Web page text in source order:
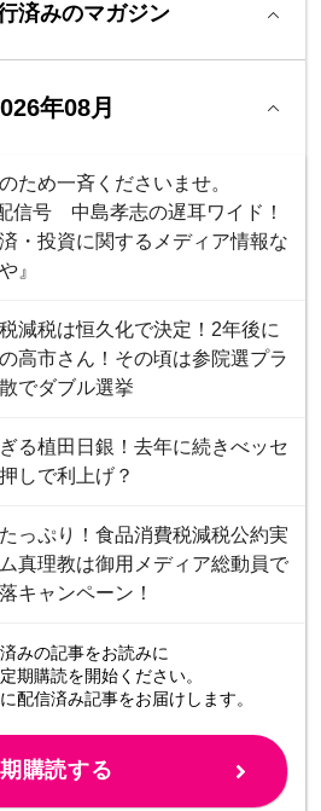
済みのマガジン
年08月
ため一斉くださいませ。
信号 中島孝志の遅耳ワイド！
・投資に関するメディア情報な
』
減税は恒久化で決定！2年後に
高市さん！その頃は参院選プラ
でダブル選挙
る植田日銀！去年に続きべッセ
しで利上げ？
っぷり！食品消費税減税公約実
真理教は御用メディア総動員で
キャンペーン！
みの記事をお読みに
期購読を開始ください。
配信済み記事をお届けします。
購読する